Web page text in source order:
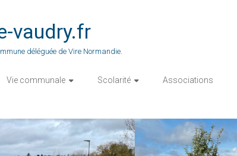
vaudry.fr
déléguée de Vire Normandie.
Vie communale Scolarité Associations